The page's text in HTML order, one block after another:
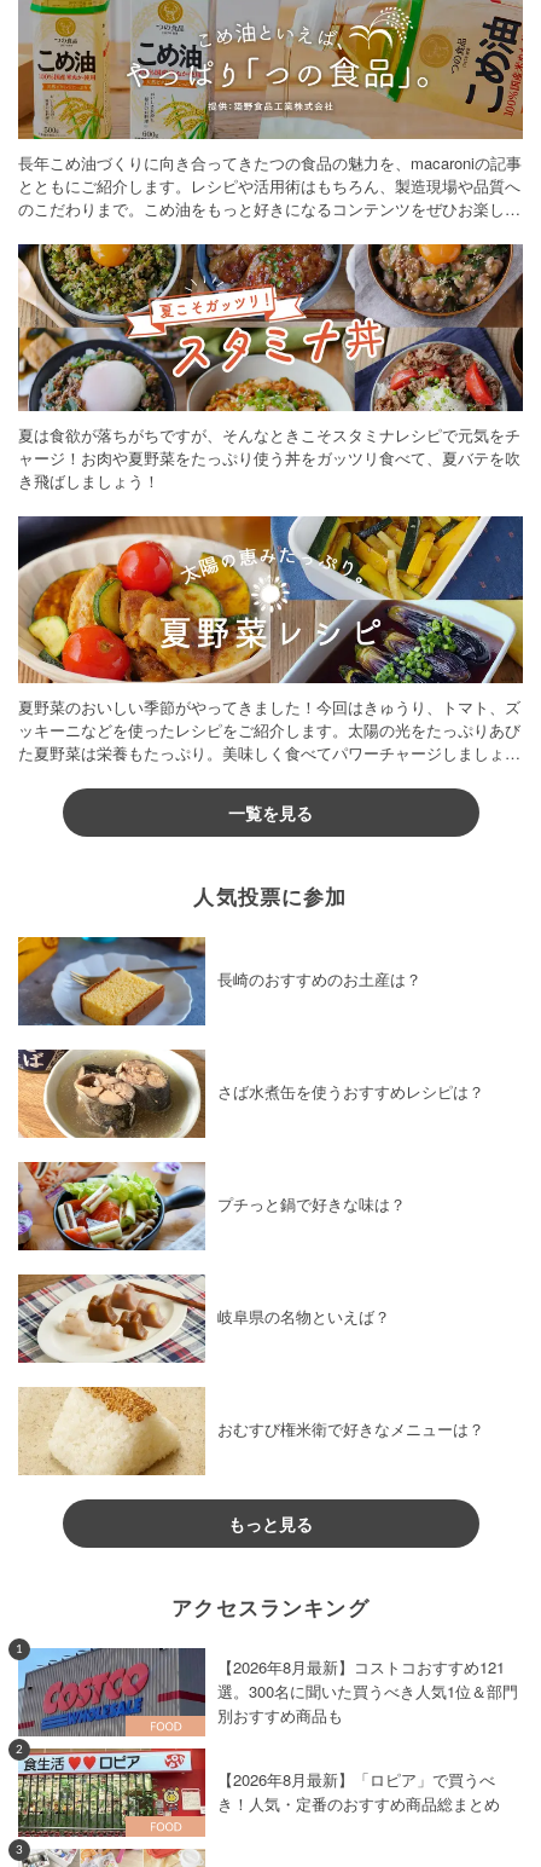
長年こめ油づくりに向き合ってきたつの食品の魅力を、macaroniの記事
とともにご紹介します。レシピや活用術はもちろん、製造現場や品質へ
のこだわりまで。こめ油をもっと好きになるコンテンツをぜひお楽しみ
夏は食欲が落ちがちですが、そんなときこそスタミナレシピで元気をチ
ャージ！お肉や夏野菜をたっぷり使う丼をガッツリ食べて、夏バテを吹
き飛ばしましょう！
夏野菜のおいしい季節がやってきました！今回はきゅうり、トマト、ズ
ッキーニなどを使ったレシピをご紹介します。太陽の光をたっぷりあび
た夏野菜は栄養もたっぷり。美味しく食べてパワーチャージしましょう
一覧を見る
人気投票に参加
長崎のおすすめのお土産は？
さば水煮缶を使うおすすめレシピは？
プチっと鍋で好きな味は？
岐阜県の名物といえば？
おむすび権米衛で好きなメニューは？
もっと見る
アクセスランキング
1
【2026年8月最新】コストコおすすめ121
選。300名に聞いた買うべき人気1位＆部門
別おすすめ商品も
2
【2026年8月最新】「ロピア」で買うべ
き！人気・定番のおすすめ商品総まとめ
3